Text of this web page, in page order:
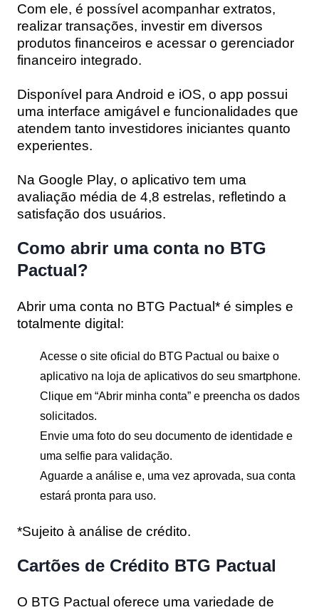
Com ele, é possível acompanhar extratos,
realizar transações, investir em diversos
produtos financeiros e acessar o gerenciador
financeiro integrado.
Disponível para Android e iOS, o app possui
uma interface amigável e funcionalidades que
atendem tanto investidores iniciantes quanto
experientes.
Na Google Play, o aplicativo tem uma
avaliação média de 4,8 estrelas, refletindo a
satisfação dos usuários.
Como abrir uma conta no BTG
Pactual?
Abrir uma conta no BTG Pactual* é simples e
totalmente digital:
Acesse o site oficial do BTG Pactual ou baixe o
aplicativo na loja de aplicativos do seu smartphone.
Clique em “Abrir minha conta” e preencha os dados
solicitados.
Envie uma foto do seu documento de identidade e
uma selfie para validação.
Aguarde a análise e, uma vez aprovada, sua conta
estará pronta para uso.
*Sujeito à análise de crédito.
Cartões de Crédito BTG Pactual
O BTG Pactual oferece uma variedade de